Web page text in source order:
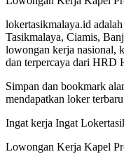
lokertasikmalaya.id
Tasikmalaya, Ciamis,
lowongan kerja nasional,
dan terpercaya dari HRD
Simpan dan bookmark
mendapatkan loker
Ingat kerja Ingat
Lowongan Kerja Kapel